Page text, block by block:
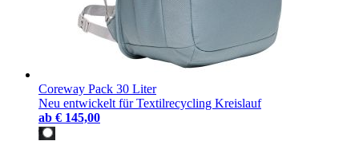
Coreway Pack 30 Liter
Neu entwickelt für Textilrecycling Kreislauf
ab € 145,00